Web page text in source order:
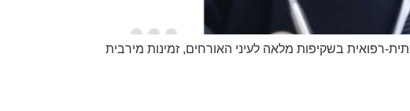
רפואית בשקיפות מלאה לעיני האורחים, זמינות מירבית